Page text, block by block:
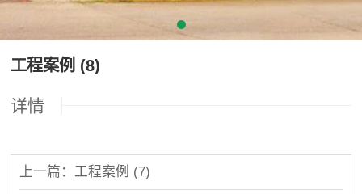
工程案例 (8)
详情
上一篇：工程案例 (7)